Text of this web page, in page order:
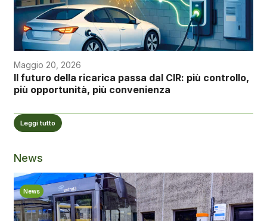
Maggio 20, 2026
Il futuro della ricarica passa dal CIR: più controllo,
più opportunità, più convenienza
Leggi tutto
News
News